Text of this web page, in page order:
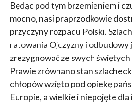
Będąc pod tym brzemieniem i
mocno, nasi praprzodkowie
przyczyny rozpadu Polski.
ratowania Ojczyzny i odbudowy
zrezygnować ze swych
Prawie zrównano stan
chłopów wzięto pod opiekę
Europie, a wielkie i niepojęte dla